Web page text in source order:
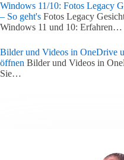
Windows 11/10: Fotos Legacy
– So geht's Fotos Legacy
Windows 11 und 10: Erfahren…
Bilder und Videos in OneDrive
öffnen Bilder und Videos in
Sie…